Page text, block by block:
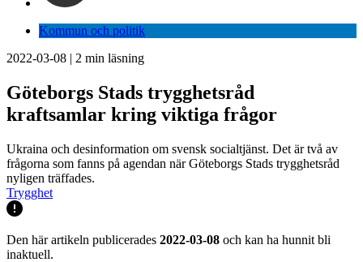
Kommun och politik
2022-03-08 | 2 min läsning
Göteborgs Stads trygghetsråd
kraftsamlar kring viktiga frågor
Ukraina och desinformation om svensk socialtjänst. Det är två av
frågorna som fanns på agendan när Göteborgs Stads trygghetsråd
nyligen träffades.
Trygghet
Den här artikeln publicerades 2022-03-08 och kan ha hunnit bli
inaktuell.